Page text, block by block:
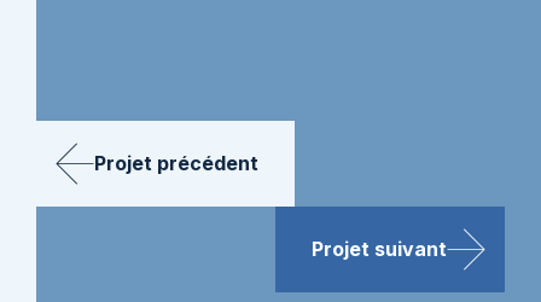
Projet précédent
Projet suivant